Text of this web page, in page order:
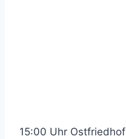
15:00 Uhr Ostfriedhof